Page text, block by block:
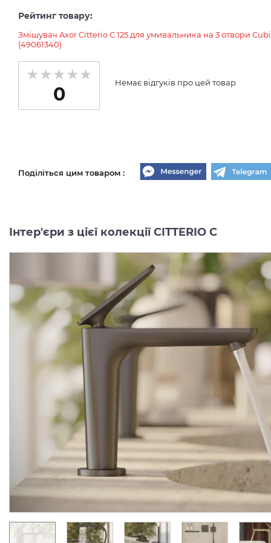
Рейтинг товару:
Змішувач Axor Citterio C 125 для умивальника на 3 отвори
(49061340)
0
Немає відгуків про цей товар
Поділіться цим товаром :
Інтер'єри з цієї колекції CITTERIO C
Змішувач Axor Citterio C
125 CoolStart для
AXOR
Колекція:
CITTERIO C
Під замовлення
24 289.00
Змішувач Axor Citterio
125 CoolStart для
Виробник:
Колекція:
Під замовлення
34 007.
грн/шт